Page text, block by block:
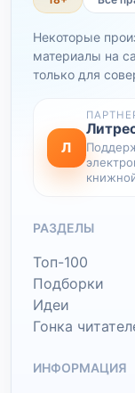
Некоторые
материалы на
только для
Л
РАЗДЕЛЫ
Топ-100
Подборки
Идеи
Гонка
ИНФОРМАЦИЯ